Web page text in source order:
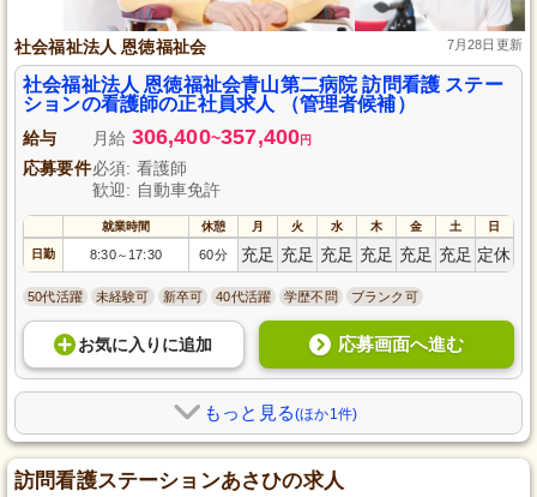
社会福祉法人 恩徳福祉会 7月28日更新
社会福祉法人 恩徳福祉会青山第二病院 訪問看護 ステー
ションの看護師の正社員求人 （管理者候補）
給与 月給 306,400~357,400円
応募要件必須: 看護師
歓迎: 自動車免許
就業時間 休憩 月 火 水 木 金 土 日
日勤 8:30～ 17:30 60分 充足 充足 充足 充足 充足 充足 定休
50代活躍 未経験可 新卒可 40代活躍 学歴不問 ブランク可
お気に入り に追加 応募画面へ進む
もっと見る(ほか1件)
訪問看護ステーションあさひの求人